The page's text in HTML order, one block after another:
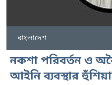
বাংলাদেশ
নকশা পরিবর্তন ও
আইনি ব্যবস্থার